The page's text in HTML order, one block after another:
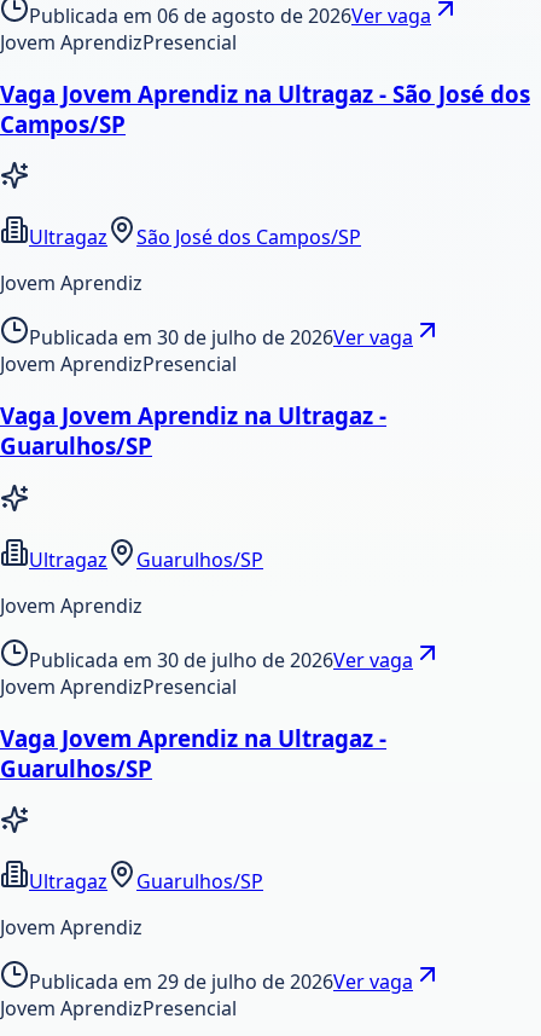
Publicada em 06 de agosto de 2026Ver vaga
Jovem AprendizPresencial
Vaga Jovem Aprendiz na Ultragaz - São José dos
Campos/SP
Ultragaz
São José dos Campos/SP
Jovem Aprendiz
Publicada em 30 de julho de 2026Ver vaga
Jovem AprendizPresencial
Vaga Jovem Aprendiz na Ultragaz -
Guarulhos/SP
Ultragaz
Guarulhos/SP
Jovem Aprendiz
Publicada em 30 de julho de 2026Ver vaga
Jovem AprendizPresencial
Vaga Jovem Aprendiz na Ultragaz -
Guarulhos/SP
Ultragaz
Guarulhos/SP
Jovem Aprendiz
Publicada em 29 de julho de 2026Ver vaga
Jovem AprendizPresencial